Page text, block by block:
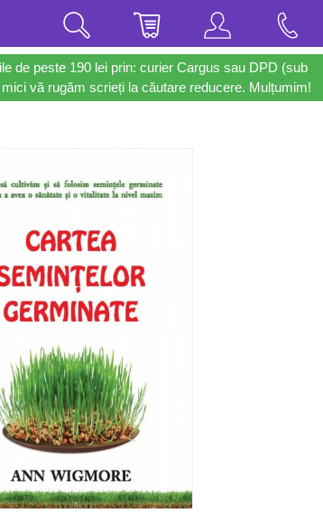
de peste 190 lei prin: curier Cargus sau DPD (sub
vă rugăm scrieți la căutare reducere. Mulțumim!